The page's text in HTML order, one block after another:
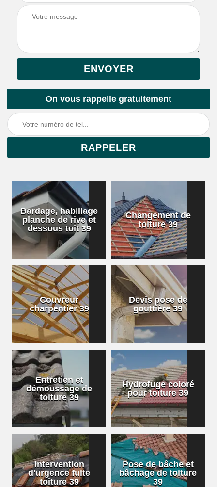
On vous rappelle gratuitement
Bardage, habillage
planche de rive et
dessous toit 39
Changement de
toiture 39
Couvreur
charpentier 39
Devis pose de
gouttière 39
Entretien et
démoussage de
toiture 39
Hydrofuge coloré
pour toiture 39
Intervention
d'urgence fuite
toiture 39
Pose de bâche et
bâchage de toiture
39